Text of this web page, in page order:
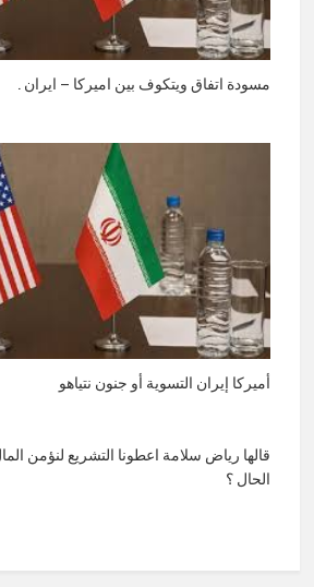
مسودة اتفاق ويتكوف بين اميركا – ايران .
أميركا إيران التسوية أو جنون نتياهو
قالها رياض سلامة اعطونا التشريع لنؤمن
الحال ؟